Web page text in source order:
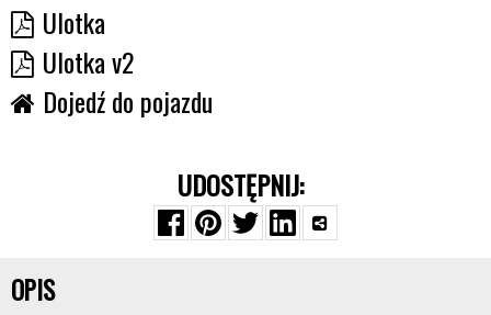
Ulotka
Ulotka v2
Dojedź do pojazdu
UDOSTĘPNIJ:
OPIS